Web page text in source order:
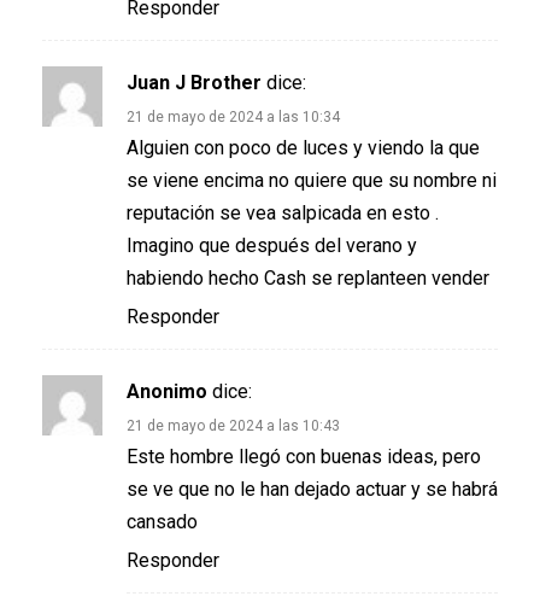
Responder
Juan J Brother dice:
21 de mayo de 2024 a las 10:34
Alguien con poco de luces y viendo la que
se viene encima no quiere que su nombre ni
reputación se vea salpicada en esto .
Imagino que después del verano y
habiendo hecho Cash se replanteen vender
Responder
Anonimo dice:
21 de mayo de 2024 a las 10:43
Este hombre llegó con buenas ideas, pero
se ve que no le han dejado actuar y se habrá
cansado
Responder